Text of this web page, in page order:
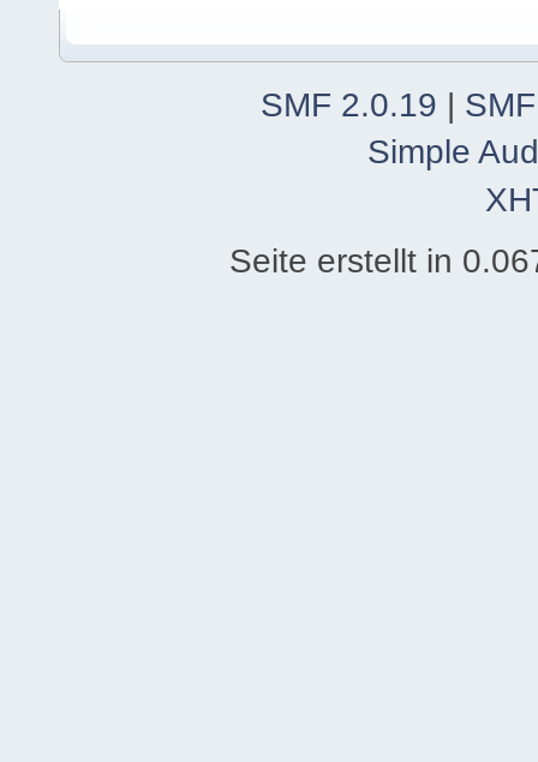
SMF 2.0.19 |
Simple
Seite erstellt in